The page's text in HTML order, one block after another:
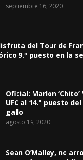
septiembre 16, 2020
del Tour de
9.º puesto en la
Oficial: Marlon
UFC al 14.° puesto
gallo
agosto 19, 2020
Sean O’Malley, no